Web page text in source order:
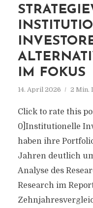
IM FOKUS
14. April 2026 2 Min.
Click to rate this
0]Institutionelle
haben ihre
Jahren deutlich
Analyse des
Research im